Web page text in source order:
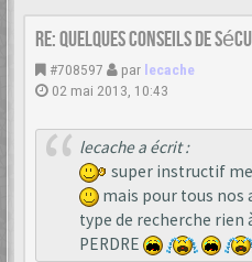
Re: Quelques conseils de
#708597 par lecache
02 mai 2013, 10:43
lecache a écrit :
super instructif
mais pour tous nos
type de recherche rien
PERDRE